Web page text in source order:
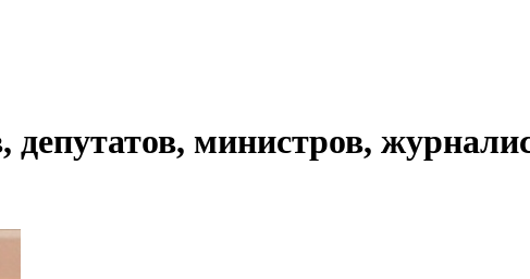
министров,